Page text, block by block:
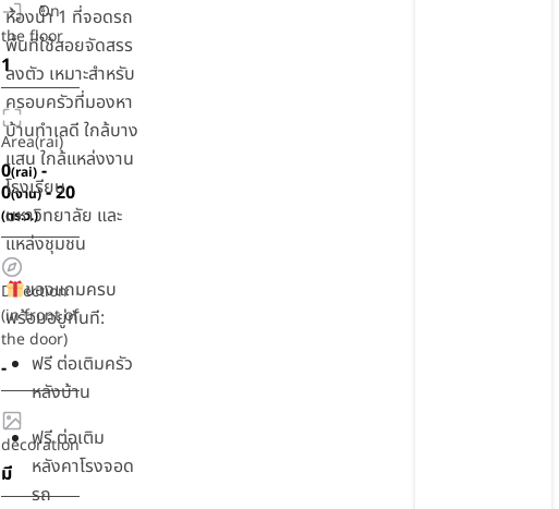
On
the floor
1
Area(rai)
0(rai) -
0(งาน)- 20
(ตร.ว.)
Direction
(in front of
the door)
-
decoration
มี
ห้องน้ำ 1 ที่จอดรถ
พื้นที่ใช้สอยจัดสรร
ลงตัว เหมาะสำหรับ
ครอบครัวที่มองหา
บ้านทำเลดี ใกล้บาง
แสน ใกล้แหล่งงาน
โรงเรียน
มหาวิทยาลัย และ
แหล่งชุมชน
ของแถมครบ
พร้อมอยู่ทันที:
ฟรี ต่อเติมครัว
หลังบ้าน
ฟรี ต่อเติม
หลังคาโรงจอด
รถ